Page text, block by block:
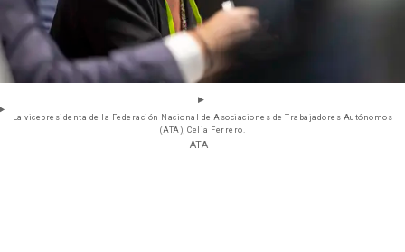
La vicepresidenta de la Federación Nacional de Asociaciones de Trabajadores Autónomos
(ATA), Celia Ferrero.
- ATA